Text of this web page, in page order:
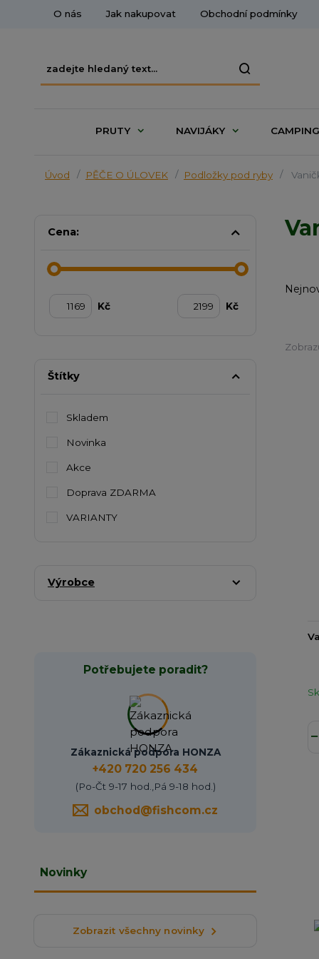
O nás Jak nakupovat Obchodní podmínky
PRUTY NAVIJÁKY CAMPING
Úvod PĚČE O ÚLOVEK Podložky pod ryby
Cena:
Kč Kč
Štítky
Skladem
Novinka
Akce
Doprava ZDARMA
VARIANTY
Výrobce
Potřebujete poradit?
Zákaznická podpora HONZA
+420 720 256 434
(Po-Čt 9-17 hod.,Pá 9-18 hod.)
obchod@fishcom.cz
Novinky
Zobrazit všechny novinky